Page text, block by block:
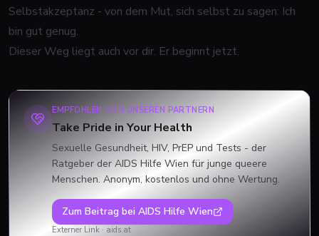
Selbstakzeptanz - von dem Mut, sich selbst zu sagen: Ich
bin gut genug.
Dieser Weg liegt auch vor dir. Er beginnt jetzt.
EMPFOHLEN VON UNSEREN PARTNERN
Take Pride in Your Health
Sexuelle Gesundheit, HIV, PrEP und Tests - der
Ratgeber der AIDS Hilfe Wien für junge queere
Menschen. Anonym, kostenlos und ohne Wertung.
Zum Beitrag bei AIDS Hilfe Wien
Externer Link · aids.at